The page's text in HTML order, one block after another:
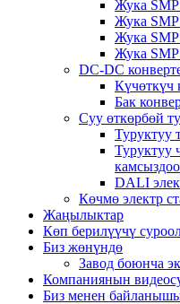
Жука
Жука
Жука
Жука
DC-DC
Күчөткүч
Бак
Суу өткөрбөй
Туруктуу
Туруктуу
камсыздоо
DALI
Көчмө электр
Жаңылыктар
Көп берилүүчү
Биз жөнүндө
Завод боюнча
Компаниянын
Биз менен